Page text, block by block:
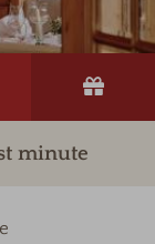
minute